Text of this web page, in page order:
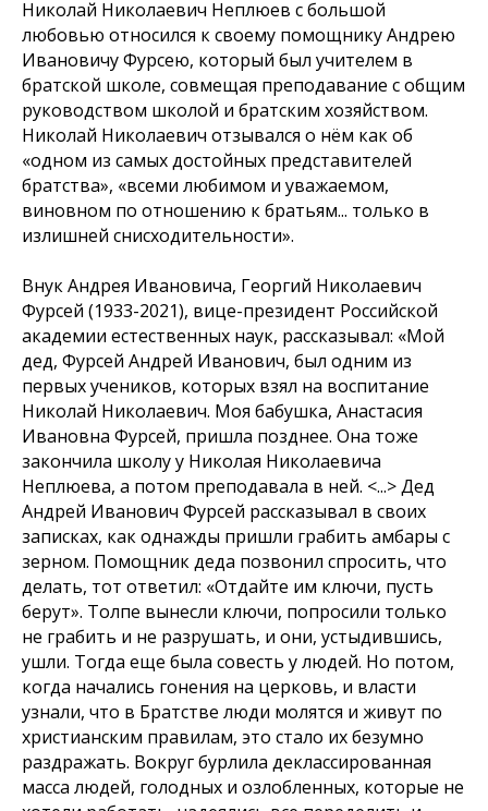
Николай Николаевич Неплюев с большой
любовью относился к своему помощнику Андрею
Ивановичу Фурсею, который был учителем в
братской школе, совмещая преподавание с общим
руководством школой и братским хозяйством.
Николай Николаевич отзывался о нём как об
«одном из самых достойных представителей
братства», «всеми любимом и уважаемом,
виновном по отношению к братьям... только в
излишней снисходительности».
Внук Андрея Ивановича, Георгий Николаевич
Фурсей (1933-2021), вице-президент Российской
академии естественных наук, рассказывал: «Мой
дед, Фурсей Андрей Иванович, был одним из
первых учеников, которых взял на воспитание
Николай Николаевич. Моя бабушка, Анастасия
Ивановна Фурсей, пришла позднее. Она тоже
закончила школу у Николая Николаевича
Неплюева, а потом преподавала в ней. <...> Дед
Андрей Иванович Фурсей рассказывал в своих
записках, как однажды пришли грабить амбары с
зерном. Помощник деда позвонил спросить, что
делать, тот ответил: «Отдайте им ключи, пусть
берут». Толпе вынесли ключи, попросили только
не грабить и не разрушать, и они, устыдившись,
ушли. Тогда еще была совесть у людей. Но потом,
когда начались гонения на церковь, и власти
узнали, что в Братстве люди молятся и живут по
христианским правилам, это стало их безумно
раздражать. Вокруг бурлила деклассированная
масса людей, голодных и озлобленных, которые не